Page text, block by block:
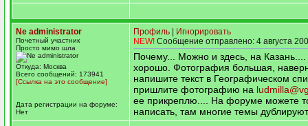
Ne administrator
Почетный участник
Просто мимо шла
Откуда: Москва
Всего сообщений: 173941
[Ссылка на это сообщение]
Дата регистрации на форуме:
Нет
Профиль
Игнорировать
NEW! Сообщение отправлено: 4 августа
Почему... Можно и здесь, на
хорошо. Фотография большая,
напишите текст в Географическом
пришлите фотографию на
ее прикреплю.... На форуме можете
написать, там многие темы